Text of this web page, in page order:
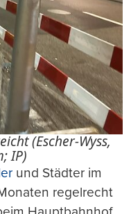
(Escher-Wyss,
IP)
und Städter im
regelrecht